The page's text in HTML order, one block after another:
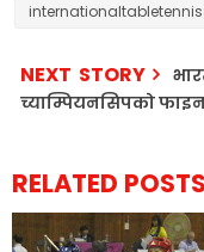
internationaltabletennis
NEXT STORY
च्याम्पियनसिपको
RELATED POSTS